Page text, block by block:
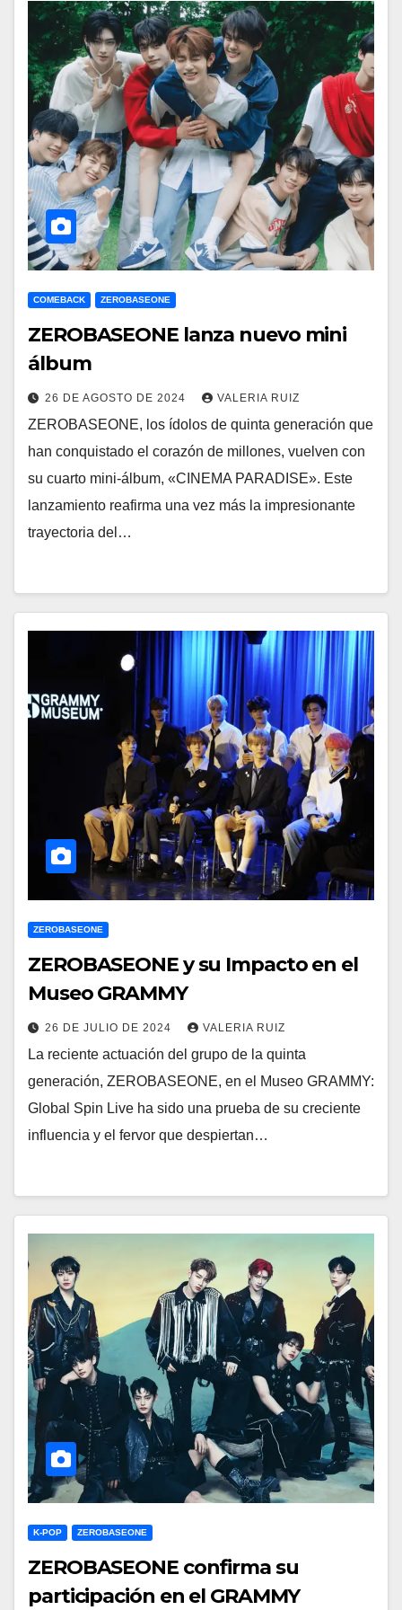
COMEBACK ZEROBASEONE
ZEROBASEONE lanza nuevo mini
álbum
26 DE AGOSTO DE 2024 VALERIA RUIZ
ZEROBASEONE, los ídolos de quinta generación que
han conquistado el corazón de millones, vuelven con
su cuarto mini-álbum, «CINEMA PARADISE». Este
lanzamiento reafirma una vez más la impresionante
trayectoria del…
ZEROBASEONE
ZEROBASEONE y su Impacto en el
Museo GRAMMY
26 DE JULIO DE 2024 VALERIA RUIZ
La reciente actuación del grupo de la quinta
generación, ZEROBASEONE, en el Museo GRAMMY:
Global Spin Live ha sido una prueba de su creciente
influencia y el fervor que despiertan…
K-POP ZEROBASEONE
ZEROBASEONE confirma su
participación en el GRAMMY